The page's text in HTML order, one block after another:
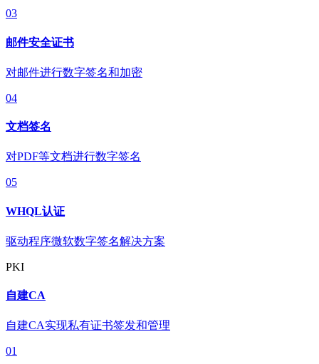
03
邮件安全证书
对邮件进行数字签名和加密
04
文档签名
对PDF等文档进行数字签名
05
WHQL认证
驱动程序微软数字签名解决方案
PKI
自建CA
自建CA实现私有证书签发和管理
01